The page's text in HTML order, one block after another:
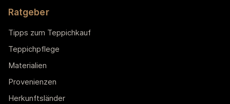
Ratgeber
Tipps zum Teppichkauf
Teppichpflege
Materialien
Provenienzen
Herkunftsländer